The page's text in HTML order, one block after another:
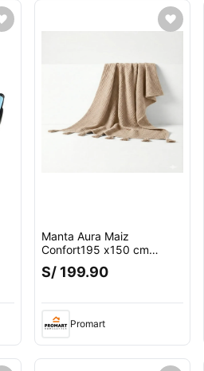
Manta Aura Maiz
Confort195 x150 cm
Zalmohadas
S/ 199.90
Promart